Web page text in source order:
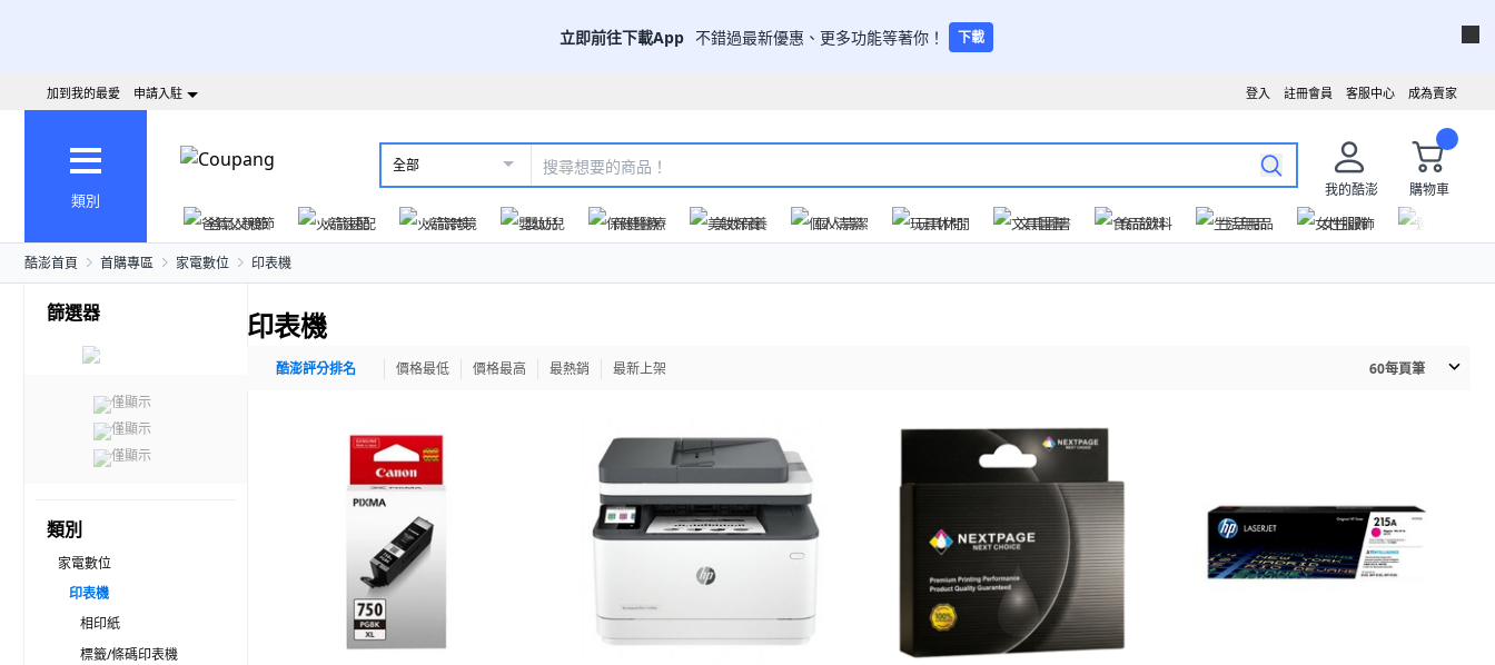
立即前往下載App 不錯過最新優惠、更多功能等著你！ 下載
成為賣家
客服中心
註冊會員
登入
加到我的最愛 申請入駐
類別
全部
我的酷澎
購物車
爸氣父親節
火箭速配 火箭跨境 嬰幼兒 保健醫療 美妝保養 個人清潔 玩具休閒 文具圖書 食品飲料 生活用品 女性服飾
酷澎首頁 首購專區 家電數位 印表機
篩選器
僅顯示
僅顯示
僅顯示
類別
家電數位
印表機
相印紙
標籤/條碼印表機
印表機
酷澎評分排名 價格最低 價格最高 最熱銷 最新上架 60每頁筆